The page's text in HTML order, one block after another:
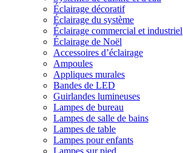
Éclairage décoratif
Éclairage du système
Éclairage commercial et industriel
Éclairage de Noël
Accessoires d’éclairage
Ampoules
Appliques murales
Bandes de LED
Guirlandes lumineuses
Lampes de bureau
Lampes de salle de bains
Lampes de table
Lampes pour enfants
Lampes sur pied